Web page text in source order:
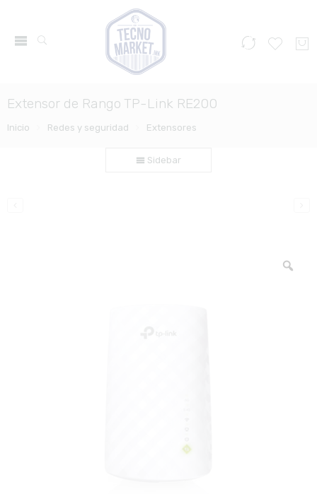
Extensor de Rango TP-Link RE200
Inicio Redes y seguridad Extensores
Sidebar